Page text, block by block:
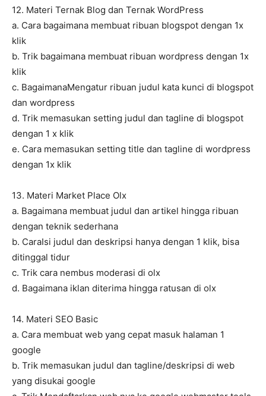
12. Materi Ternak Blog dan Ternak WordPress
a. Cara bagaimana membuat ribuan blogspot dengan 1x
klik
b. Trik bagaimana membuat ribuan wordpress dengan 1x
klik
c. BagaimanaMengatur ribuan judul kata kunci di blogspot
dan wordpress
d. Trik memasukan setting judul dan tagline di blogspot
dengan 1 x klik
e. Cara memasukan setting title dan tagline di wordpress
dengan 1x klik
13. Materi Market Place Olx
a. Bagaimana membuat judul dan artikel hingga ribuan
dengan teknik sederhana
b. CaraIsi judul dan deskripsi hanya dengan 1 klik, bisa
ditinggal tidur
c. Trik cara nembus moderasi di olx
d. Bagaimana iklan diterima hingga ratusan di olx
14. Materi SEO Basic
a. Cara membuat web yang cepat masuk halaman 1
google
b. Trik memasukan judul dan tagline/deskripsi di web
yang disukai google